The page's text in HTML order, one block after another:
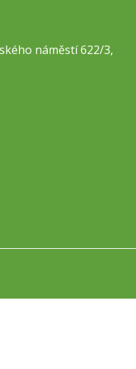
náměstí 622/3,